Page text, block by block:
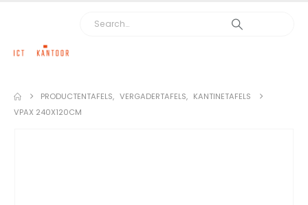
PRODUCTENTAFELS, VERGADERTAFELS, KANTINETAFELS
VPAX 240X120CM